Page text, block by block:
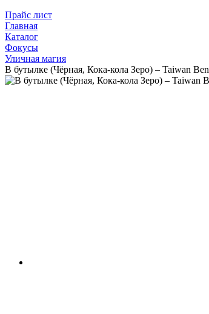
Прайс лист
Главная
Каталог
Фокусы
Уличная магия
В бутылке (Чёрная, Кока-кола Зеро) – Taiwan Ben